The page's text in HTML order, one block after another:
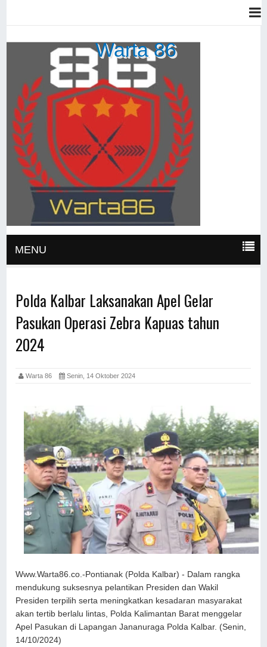
Warta 86
MENU
Polda Kalbar Laksanakan Apel Gelar
Pasukan Operasi Zebra Kapuas tahun
2024
Warta 86 Senin, 14 Oktober 2024
Www.Warta86.co.-Pontianak (Polda Kalbar) - Dalam rangka
mendukung suksesnya pelantikan Presiden dan Wakil
Presiden terpilih serta meningkatkan kesadaran masyarakat
akan tertib berlalu lintas, Polda Kalimantan Barat menggelar
Apel Pasukan di Lapangan Jananuraga Polda Kalbar. (Senin,
14/10/2024)